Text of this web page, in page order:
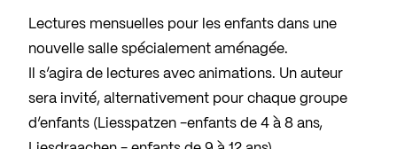
Lectures mensuelles pour les enfants dans une
nouvelle salle spécialement aménagée.
Il s’agira de lectures avec animations. Un auteur
sera invité, alternativement pour chaque groupe
d’enfants (Liesspatzen -enfants de 4 à 8 ans,